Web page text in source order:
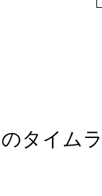
タイム